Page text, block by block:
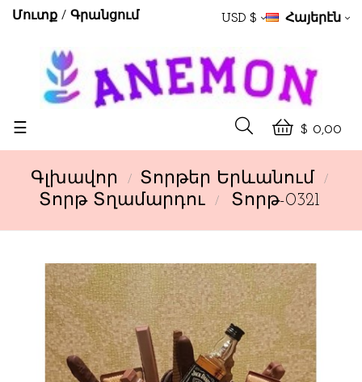
Մուտք Գրանցում USD $ Հայերէն
$ 0,00
Toggle
☰
Գլխավոր
Տորթեր Երևանում
Տորթ Տղամարդու
Տորթ-0321